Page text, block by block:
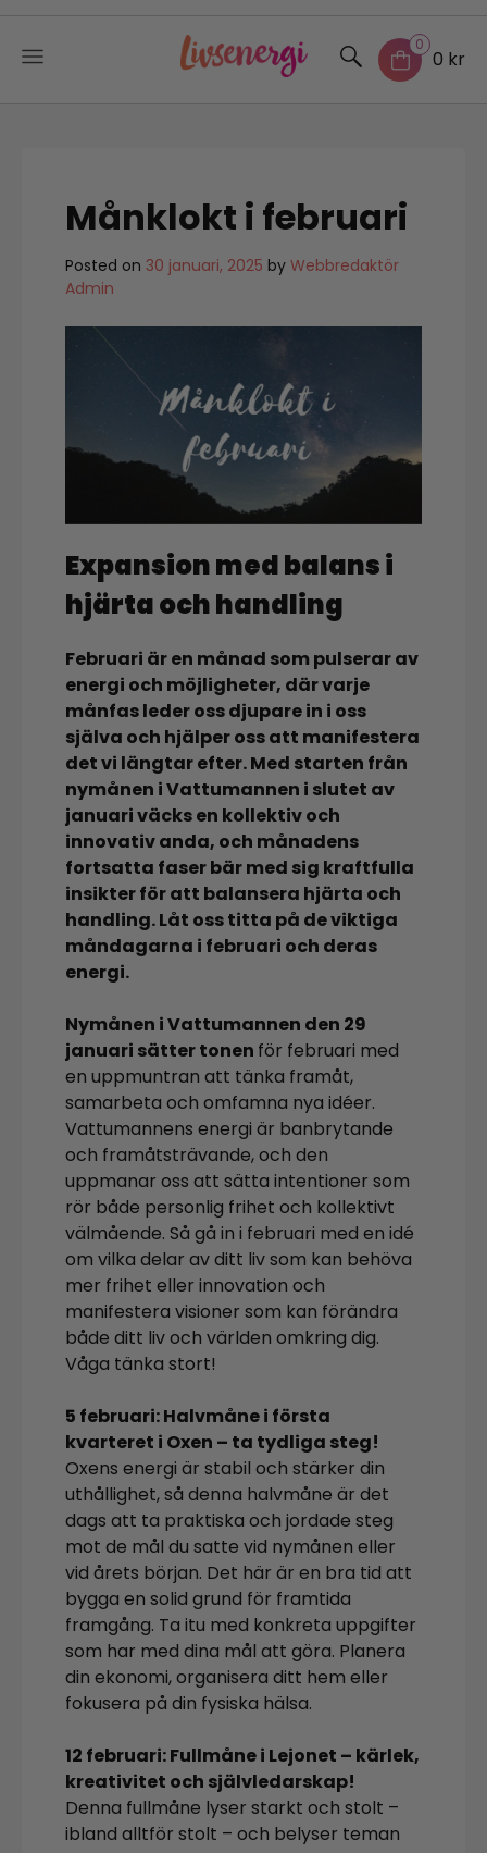
0
0 kr
Månklokt i februari
Posted on 30 januari, 2025 by Webbredaktör
Admin
Expansion med balans i
hjärta och handling
Februari är en månad som pulserar av
energi och möjligheter, där varje
månfas leder oss djupare in i oss
själva och hjälper oss att manifestera
det vi längtar efter. Med starten från
nymånen i Vattumannen i slutet av
januari väcks en kollektiv och
innovativ anda, och månadens
fortsatta faser bär med sig kraftfulla
insikter för att balansera hjärta och
handling. Låt oss titta på de viktiga
måndagarna i februari och deras
energi.
Nymånen i Vattumannen den 29
januari sätter tonen för februari med
en uppmuntran att tänka framåt,
samarbeta och omfamna nya idéer.
Vattumannens energi är banbrytande
och framåtsträvande, och den
uppmanar oss att sätta intentioner som
rör både personlig frihet och kollektivt
välmående. Så gå in i februari med en idé
om vilka delar av ditt liv som kan behöva
mer frihet eller innovation och
manifestera visioner som kan förändra
både ditt liv och världen omkring dig.
Våga tänka stort!
5 februari: Halvmåne i första
kvarteret i Oxen – ta tydliga steg!
Oxens energi är stabil och stärker din
uthållighet, så denna halvmåne är det
dags att ta praktiska och jordade steg
mot de mål du satte vid nymånen eller
vid årets början. Det här är en bra tid att
bygga en solid grund för framtida
framgång. Ta itu med konkreta uppgifter
som har med dina mål att göra. Planera
din ekonomi, organisera ditt hem eller
fokusera på din fysiska hälsa.
12 februari: Fullmåne i Lejonet – kärlek,
kreativitet och självledarskap!
Denna fullmåne lyser starkt och stolt –
ibland alltför stolt – och belyser teman